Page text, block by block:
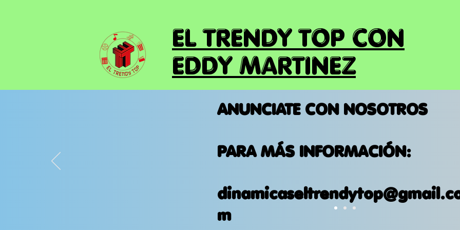
EL TRENDY TOP CON
EDDY MARTINEZ
ANUNCIATE CON NOSOTROS
PARA MÁS INFORMACIÓN:
m